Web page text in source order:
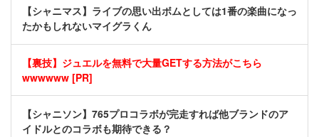
【シャニマス】ライブの思い出ボムとしては1番の楽曲になっ
たかもしれないマイグラくん
【裏技】ジュエルを無料で大量GETする方法がこちら
wwwwww [PR]
【シャニソン】765プロコラボが完走すれば他ブランドのア
イドルとのコラボも期待できる？